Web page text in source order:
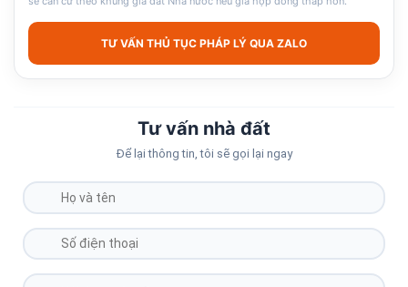
TƯ VẤN THỦ TỤC PHÁP LÝ QUA ZALO
Tư vấn nhà đất
Để lại thông tin, tôi sẽ gọi lại ngay